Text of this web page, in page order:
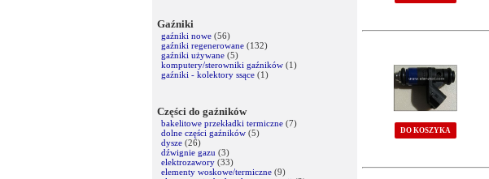
Gaźniki
gaźniki nowe (56)
gaźniki regenerowane (132)
gaźniki używane (5)
komputery/sterowniki gaźników (1)
gaźniki - kolektory ssące (1)
Części do gaźników
bakelitowe przekładki termiczne (7)
dolne części gaźników (5)
dysze (26)
dźwignie gazu (3)
elektrozawory (33)
elementy woskowe/termiczne (9)
DO KOSZYKA